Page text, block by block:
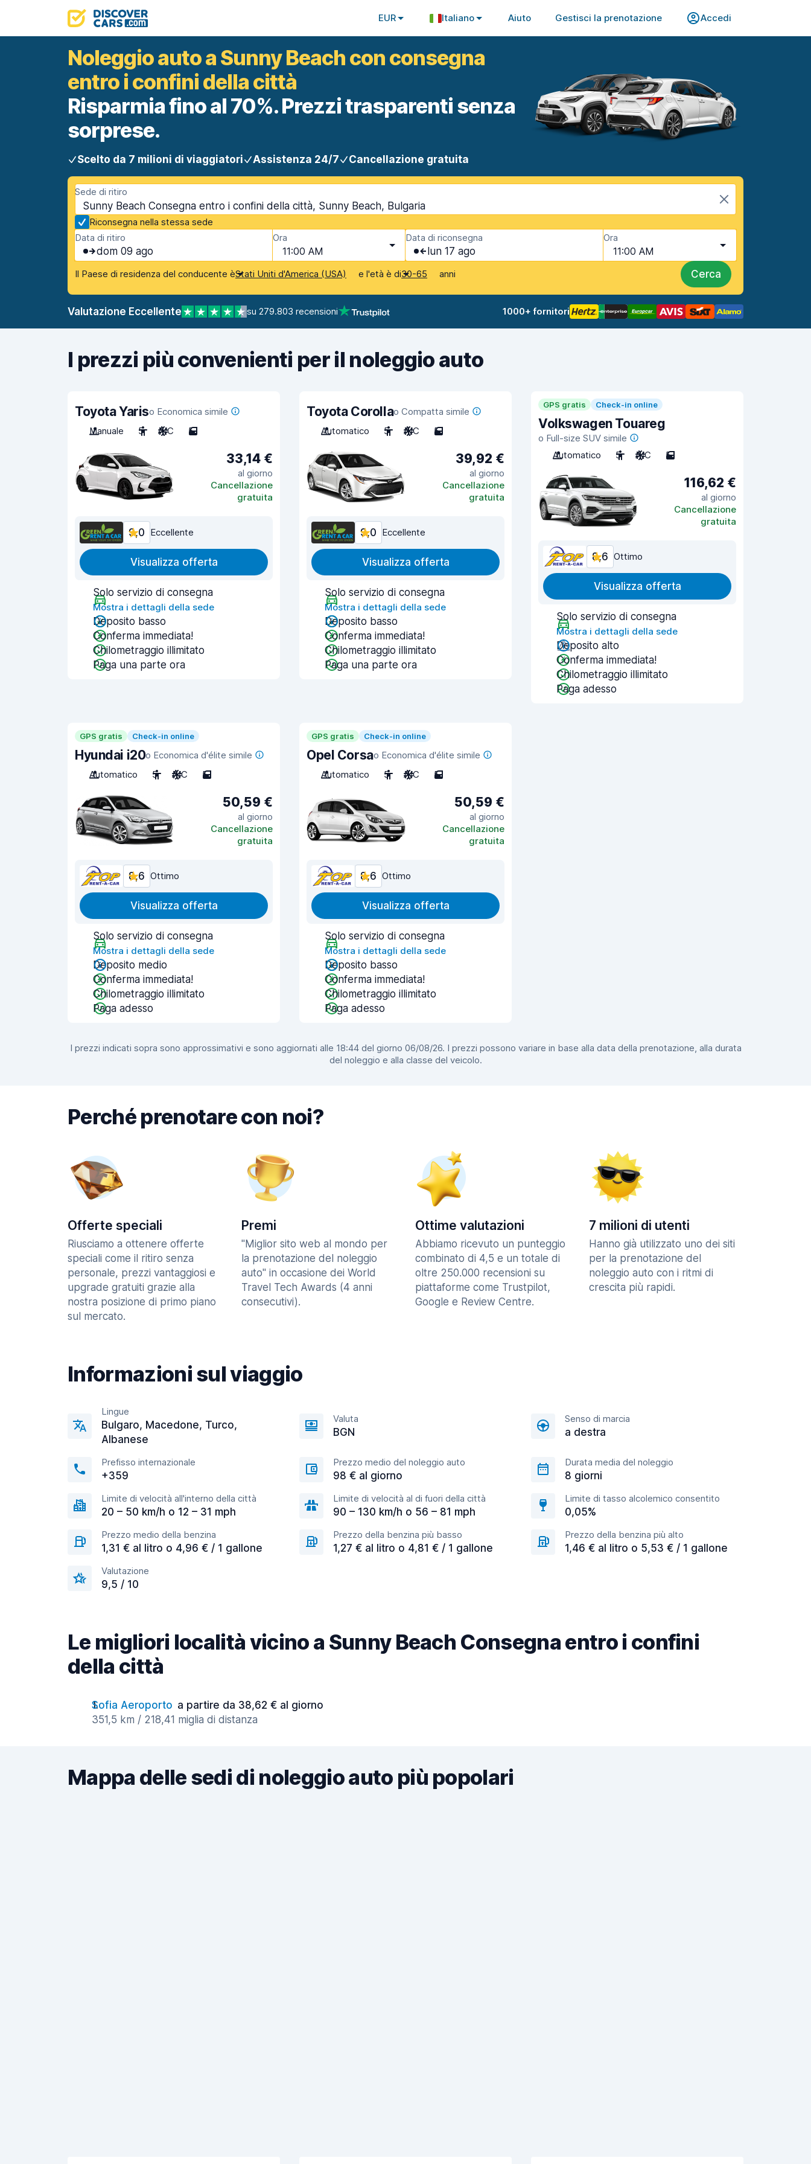
EUR Italiano Aiuto Gestisci la prenotazione Accedi
Noleggio auto a Sunny Beach con consegna
entro i confini della città
Risparmia fino al 70%. Prezzi trasparenti senza
sorprese.
Scelto da 7 milioni di viaggiatori Assistenza 24/7 Cancellazione gratuita
Sede di ritiro
Sunny Beach Consegna entro i confini della città, Sunny Beach, Bulgaria
Riconsegna nella stessa sede
Data di ritiro
dom 09 ago
Ora
11:00 AM
Data di riconsegna
lun 17 ago
Ora
11:00 AM
Il Paese di residenza del conducente èStati Uniti d'America (USA) e l'età è di30-65 anni Cerca
Valutazione Eccellente su 279.803 recensioni 1000+ fornitori
I prezzi più convenienti per il noleggio auto
Toyota Yariso Economica simile
Manuale
5 A/C 5
33,14 €
al giorno
Cancellazione
gratuita
9,0 Eccellente
Visualizza offerta
Solo servizio di consegna
Mostra i dettagli della sede
Deposito basso
Conferma immediata!
Chilometraggio illimitato
Paga una parte ora
Toyota Corollao Compatta simile
Automatico
5 A/C 5
39,92 €
al giorno
Cancellazione
gratuita
9,0 Eccellente
Visualizza offerta
Solo servizio di consegna
Mostra i dettagli della sede
Deposito basso
Conferma immediata!
Chilometraggio illimitato
Paga una parte ora
GPS gratis Check-in online
Volkswagen Touareg
o Full-size SUV simile
Automatico
5 A/C 5
116,62 €
al giorno
Cancellazione
gratuita
8,6 Ottimo
Visualizza offerta
Solo servizio di consegna
Mostra i dettagli della sede
Deposito alto
Conferma immediata!
Chilometraggio illimitato
Paga adesso
GPS gratis Check-in online
Hyundai i20o Economica d'élite simile
Automatico
5 A/C 5
50,59 €
al giorno
Cancellazione
gratuita
8,6 Ottimo
Visualizza offerta
Solo servizio di consegna
Mostra i dettagli della sede
Deposito medio
Conferma immediata!
Chilometraggio illimitato
Paga adesso
GPS gratis Check-in online
Opel Corsao Economica d'élite simile
Automatico
5 A/C 5
50,59 €
al giorno
Cancellazione
gratuita
8,6 Ottimo
Visualizza offerta
Solo servizio di consegna
Mostra i dettagli della sede
Deposito basso
Conferma immediata!
Chilometraggio illimitato
Paga adesso
I prezzi indicati sopra sono approssimativi e sono aggiornati alle 18:44 del giorno 06/08/26. I prezzi possono variare in base alla data della prenotazione, alla durata
del noleggio e alla classe del veicolo.
Perché prenotare con noi?
Offerte speciali
Riusciamo a ottenere offerte
speciali come il ritiro senza
personale, prezzi vantaggiosi e
upgrade gratuiti grazie alla
nostra posizione di primo piano
sul mercato.
Premi
"Miglior sito web al mondo per
la prenotazione del noleggio
auto" in occasione dei World
Travel Tech Awards (4 anni
consecutivi).
Ottime valutazioni
Abbiamo ricevuto un punteggio
combinato di 4,5 e un totale di
oltre 250.000 recensioni su
piattaforme come Trustpilot,
Google e Review Centre.
7 milioni di utenti
Hanno già utilizzato uno dei siti
per la prenotazione del
noleggio auto con i ritmi di
crescita più rapidi.
Informazioni sul viaggio
Lingue
Bulgaro, Macedone, Turco,
Albanese
Valuta
BGN
Senso di marcia
a destra
Prefisso internazionale
+359
Prezzo medio del noleggio auto
98 € al giorno
Durata media del noleggio
8 giorni
Limite di velocità all'interno della città
20 – 50 km/h o 12 – 31 mph
Limite di velocità al di fuori della città
90 – 130 km/h o 56 – 81 mph
Limite di tasso alcolemico consentito
0,05%
Prezzo medio della benzina
1,31 € al litro o 4,96 € / 1 gallone
Prezzo della benzina più basso
1,27 € al litro o 4,81 € / 1 gallone
Prezzo della benzina più alto
1,46 € al litro o 5,53 € / 1 gallone
Valutazione
9,5 / 10
Le migliori località vicino a Sunny Beach Consegna entro i confini
della città
Sofia Aeroporto a partire da 38,62 € al giorno
351,5 km / 218,41 miglia di distanza
Mappa delle sedi di noleggio auto più popolari